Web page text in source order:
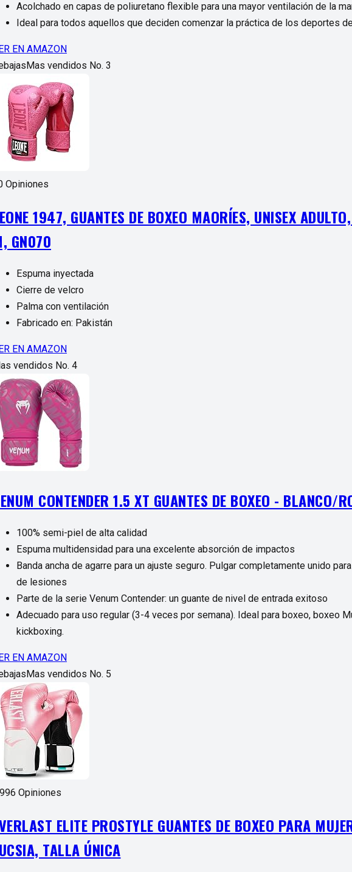
Acolchado en capas de poliuretano flexible para una mayor ventilación de la
Ideal para todos aquellos que deciden comenzar la práctica de los deportes
EN AMAZON
Mas vendidos No. 3
Opiniones
1947, GUANTES DE BOXEO MAORÍES, UNISEX
GN070
Espuma inyectada
Cierre de velcro
Palma con ventilación
Fabricado en: Pakistán
EN AMAZON
vendidos No. 4
CONTENDER 1.5 XT GUANTES DE BOXEO - BLANCO/
100% semi-piel de alta calidad
Espuma multidensidad para una excelente absorción de impactos
Banda ancha de agarre para un ajuste seguro. Pulgar completamente unido
de lesiones
Parte de la serie Venum Contender: un guante de nivel de entrada exitoso
Adecuado para uso regular (3-4 veces por semana). Ideal para boxeo, boxeo
kickboxing.
EN AMAZON
Mas vendidos No. 5
Opiniones
ELITE PROSTYLE GUANTES DE BOXEO PARA
TALLA ÚNICA